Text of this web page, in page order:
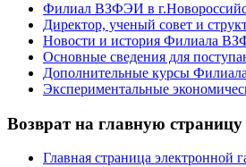
Филиал ВЗФЭИ в
Директор, ученый совет и
Новости и история Филиала
Основные сведения для
Дополнительные курсы
Экспериментальные
Возврат на главную
Главная страница